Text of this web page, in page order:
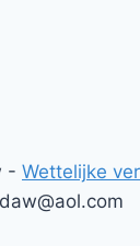
- Wettelijke